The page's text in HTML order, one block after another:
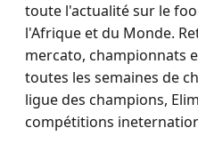
toute l'actualité sur le
l'Afrique et du Monde.
mercato, championnats
toutes les semaines de
ligue des champions,
compétitions